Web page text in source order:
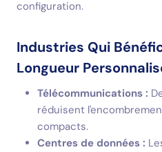
configuration.
Industries Qui
Longueur
Télécommunications :
réduisent
compacts.
Centres de données :